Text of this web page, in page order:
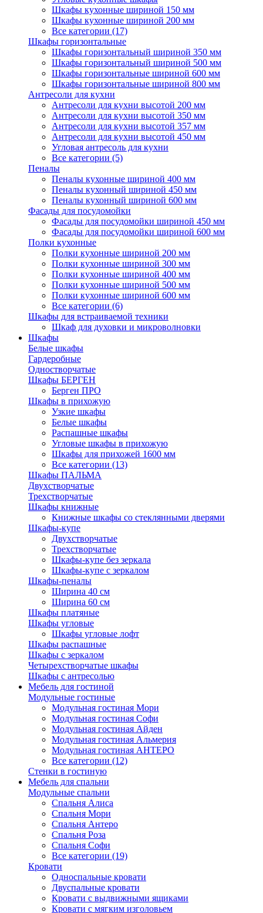
Шкафы кухонные шириной 150 мм
Шкафы кухонные шириной 200 мм
Все категории (17)
Шкафы горизонтальные
Шкафы горизонтальный шириной 350 мм
Шкафы горизонтальный шириной 500 мм
Шкафы горизонтальные шириной 600 мм
Шкафы горизонтальные шириной 800 мм
Антресоли для кухни
Антресоли для кухни высотой 200 мм
Антресоли для кухни высотой 350 мм
Антресоли для кухни высотой 357 мм
Антресоли для кухни высотой 450 мм
Угловая антресоль для кухни
Все категории (5)
Пеналы
Пеналы кухонные шириной 400 мм
Пеналы кухонный шириной 450 мм
Пеналы кухонный шириной 600 мм
Фасады для посудомойки
Фасады для посудомойки шириной 450 мм
Фасады для посудомойки шириной 600 мм
Полки кухонные
Полки кухонные шириной 200 мм
Полки кухонные шириной 300 мм
Полки кухонные шириной 400 мм
Полки кухонные шириной 500 мм
Полки кухонные шириной 600 мм
Все категории (6)
Шкафы для встраиваемой техники
Шкаф для духовки и микроволновки
Шкафы
Белые шкафы
Гардеробные
Одностворчатые
Шкафы БЕРГЕН
Берген ПРО
Шкафы в прихожую
Узкие шкафы
Белые шкафы
Распашные шкафы
Угловые шкафы в прихожую
Шкафы для прихожей 1600 мм
Все категории (13)
Шкафы ПАЛЬМА
Двухстворчатые
Трехстворчатые
Шкафы книжные
Книжные шкафы со стеклянными дверями
Шкафы-купе
Двухстворчатые
Трехстворчатые
Шкафы-купе без зеркала
Шкафы-купе с зеркалом
Шкафы-пеналы
Ширина 40 см
Ширина 60 см
Шкафы платяные
Шкафы угловые
Шкафы угловые лофт
Шкафы распашные
Шкафы с зеркалом
Четырехстворчатые шкафы
Шкафы с антресолью
Мебель для гостиной
Модульные гостиные
Модульная гостиная Мори
Модульная гостиная Софи
Модульная гостиная Айден
Модульная гостиная Альмерия
Модульная гостиная АНТЕРО
Все категории (12)
Стенки в гостиную
Мебель для спальни
Модульные спальни
Спальня Алиса
Спальня Мори
Спальня Антеро
Спальня Роза
Спальня Софи
Все категории (19)
Кровати
Односпальные кровати
Двуспальные кровати
Кровати с выдвижными ящиками
Кровати с мягким изголовьем